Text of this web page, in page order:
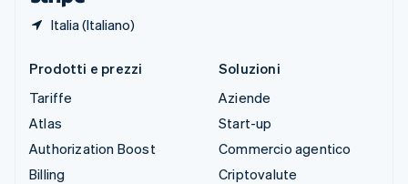
Italia (Italiano)
Prodotti e prezzi
Tariffe
Atlas
Authorization Boost
Billing
Soluzioni
Aziende
Start-up
Commercio agentico
Criptovalute